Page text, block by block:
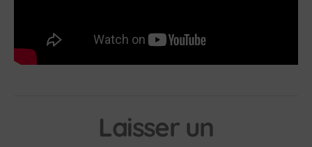
Laisser un